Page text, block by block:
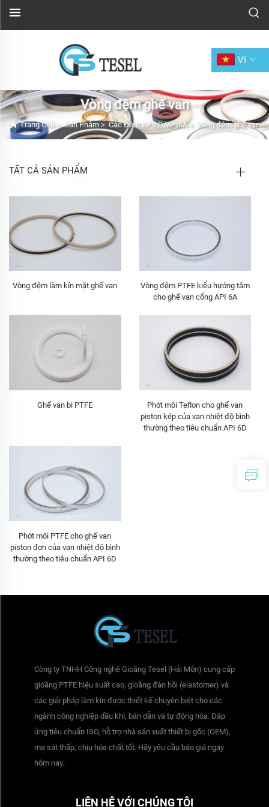
VI
Vòng đệm ghế van
Trang Chủ>Sản Phẩm > Các Đệm API6D/API6A> Vòng đệm ghế van
TẤT CẢ SẢN PHẨM
Vòng đệm làm kín mặt ghế van
Vòng đệm PTFE kiểu hướng tâm
cho ghế van cổng API 6A
Ghế van bi PTFE
Phớt môi Teflon cho ghế van
piston kép của van nhiệt độ bình
thường theo tiêu chuẩn API 6D
Phớt môi PTFE cho ghế van
piston đơn của van nhiệt độ bình
thường theo tiêu chuẩn API 6D
Công ty TNHH Công nghệ Gioăng Tesel (Hải Môn) cung cấp
gioăng PTFE hiệu suất cao, gioăng đàn hồi (elastomer) và
các giải pháp làm kín được thiết kế chuyên biệt cho các
ngành công nghiệp dầu khí, bán dẫn và tự động hóa. Đáp
ứng tiêu chuẩn ISO, hỗ trợ nhà sản xuất thiết bị gốc (OEM),
ma sát thấp, chịu hóa chất tốt. Hãy yêu cầu báo giá ngay
hôm nay.
LIÊN HỆ VỚI CHÚNG TÔI